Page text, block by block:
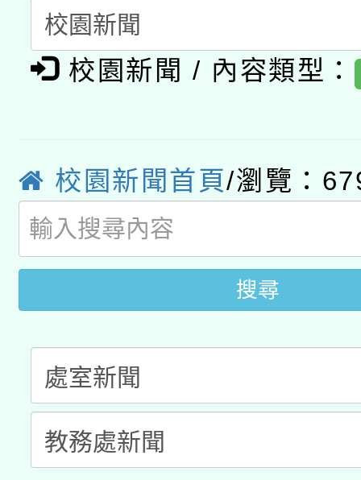
「數位內容與教學軟體
pilot」
有關大陸委員會函釋公
轉知經濟部水利署委託
用水績優單位及節水達
動」
桃園市孔廟祈福系列
開 智慧啟航」
2026年桃園地景藝術
校園新聞 / 內容類型：
校園新聞首頁/瀏覽：
搜尋